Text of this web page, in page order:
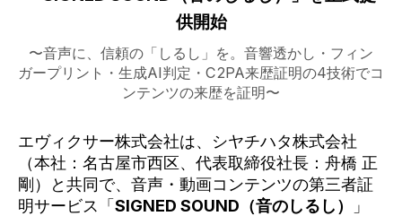
供開始
〜音声に、信頼の「しるし」を。音響透かし・フィン
ガープリント・生成AI判定・C2PA来歴証明の4技術でコ
ンテンツの来歴を証明〜
エヴィクサー株式会社は、シヤチハタ株式会社
（本社：名古屋市西区、代表取締役社長：舟橋 正
剛）と共同で、音声・動画コンテンツの第三者証
明サービス「 SIGNED SOUND（音のしるし）
」